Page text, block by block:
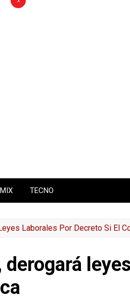
MIX TECNO
Laborales Por Decreto Si El